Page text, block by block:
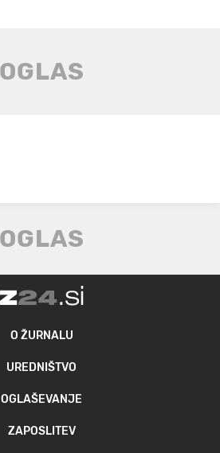
O ŽURNALU
UREDNIŠTVO
OGLAŠEVANJE
ZAPOSLITEV